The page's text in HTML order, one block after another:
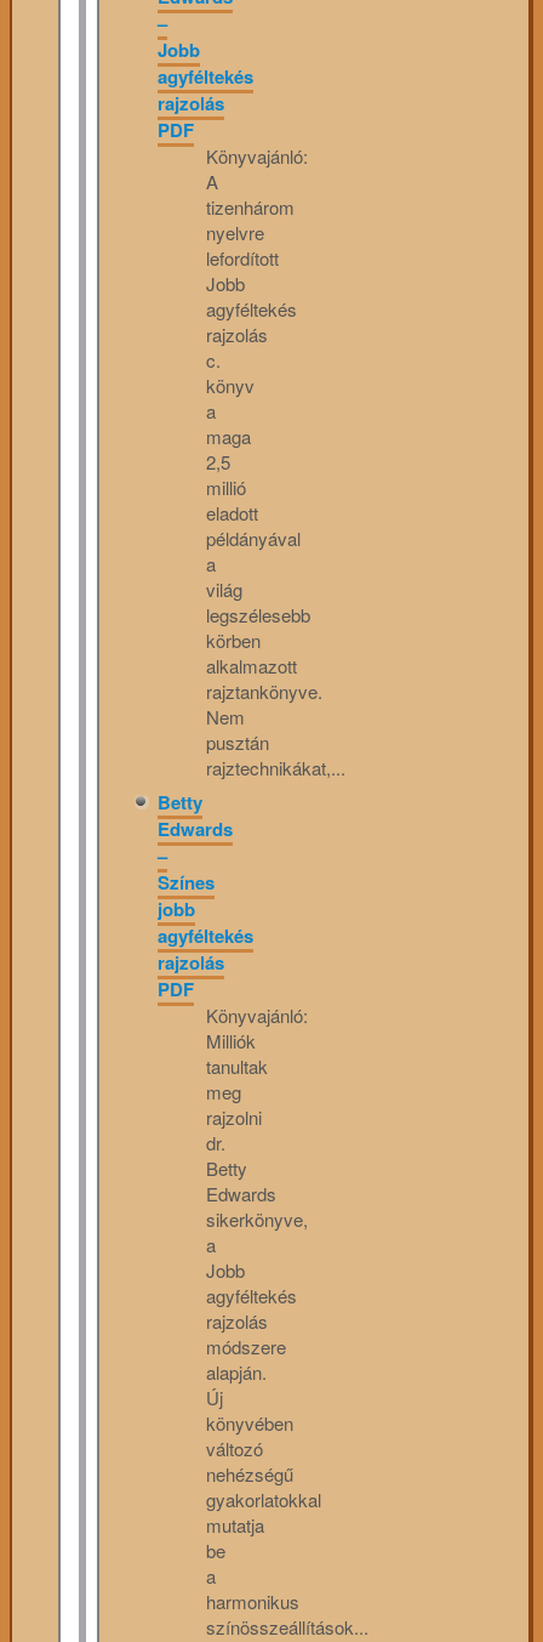
–
Jobb
agyféltekés
rajzolás
PDF
Könyvajánló:
A
tizenhárom
nyelvre
lefordított
Jobb
agyféltekés
rajzolás
c.
könyv
a
maga
2,5
millió
eladott
példányával
a
világ
legszélesebb
körben
alkalmazott
rajztankönyve.
Nem
pusztán
rajztechnikákat,...
Betty
Edwards
–
Színes
jobb
agyféltekés
rajzolás
PDF
Könyvajánló:
Milliók
tanultak
meg
rajzolni
dr.
Betty
Edwards
sikerkönyve,
a
Jobb
agyféltekés
rajzolás
módszere
alapján.
Új
könyvében
változó
nehézségű
gyakorlatokkal
mutatja
be
a
harmonikus
színösszeállítások...